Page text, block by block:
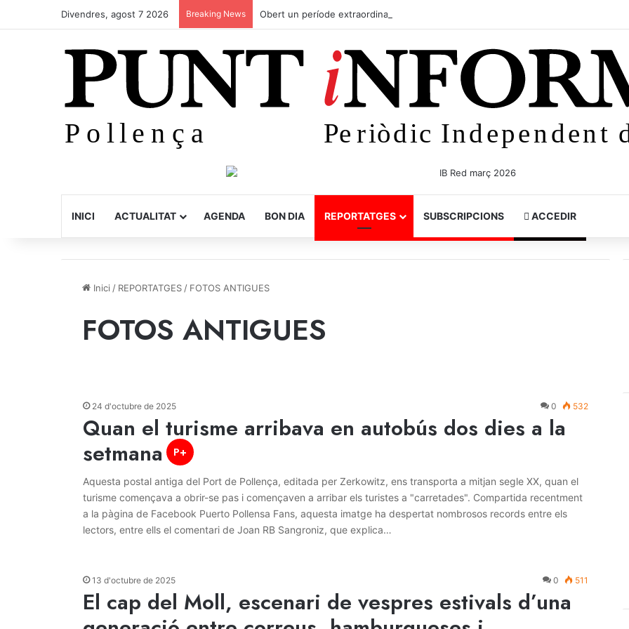
Divendres, agost 7 2026 Breaking News Obert un període extraordinari de caça de coloms i tudons per evitar danys al camp
INICI ACTUALITAT AGENDA BON DIA REPORTATGES SUBSCRIPCIONS ACCEDIR
Inici / REPORTATGES / FOTOS ANTIGUES
FOTOS ANTIGUES
24 d'octubre de 2025 0 532
Quan el turisme arribava en autobús dos dies a la
setmana
P+
Aquesta postal antiga del Port de Pollença, editada per Zerkowitz, ens transporta a mitjan segle XX, quan el
turisme començava a obrir-se pas i començaven a arribar els turistes a "carretades". Compartida recentment
a la pàgina de Facebook Puerto Pollensa Fans, aquesta imatge ha despertat nombrosos records entre els
lectors, entre ells el comentari de Joan RB Sangroniz, que explica…
13 d'octubre de 2025 0 511
El cap del Moll, escenari de vespres estivals d’una